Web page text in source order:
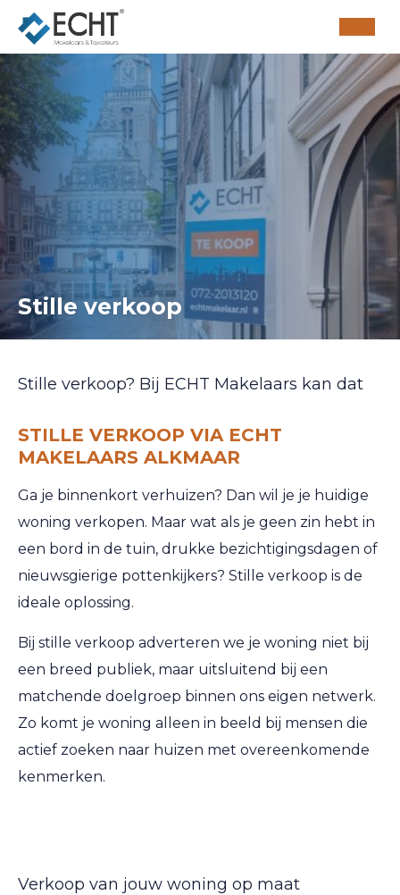
Stille verkoop
STILLE VERKOOP VIA ECHT
MAKELAARS ALKMAAR
Ga je binnenkort verhuizen? Dan wil je je huidige
woning verkopen. Maar wat als je geen zin hebt in
een bord in de tuin, drukke bezichtigingsdagen of
nieuwsgierige pottenkijkers? Stille verkoop is de
ideale oplossing.
Bij stille verkoop adverteren we je woning niet bij
een breed publiek, maar uitsluitend bij een
matchende doelgroep binnen ons eigen netwerk.
Zo komt je woning alleen in beeld bij mensen die
actief zoeken naar huizen met overeenkomende
kenmerken.
Stille verkoop? Bij ECHT Makelaars kan dat
Verkoop van jouw woning op maat